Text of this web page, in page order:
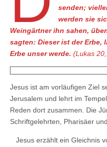
senden;
werden sie
Weingärtner ihn sahen,
sagten: Dieser ist der Erbe,
Erbe unser werde. (Lukas
Jesus ist am vorläufigen Ziel
Jerusalem und lehrt im
Reden dort zusammen. Die
Schriftgelehrten, Pharisäer
Jesus erzählt ein Gleichnis